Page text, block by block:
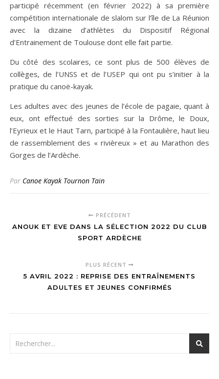
participé récemment (en février 2022) à sa première
compétition internationale de slalom sur l’île de La Réunion
avec la dizaine d’athlètes du Dispositif Régional
d’Entrainement de Toulouse dont elle fait partie.
Du côté des scolaires, ce sont plus de 500 élèves de
collèges, de l’UNSS et de l’USEP qui ont pu s’initier à la
pratique du canoë-kayak.
Les adultes avec des jeunes de l’école de pagaie, quant à
eux, ont effectué des sorties sur la Drôme, le Doux,
l’Eyrieux et le Haut Tarn, participé à la Fontaulière, haut lieu
de rassemblement des « rivièreux » et au Marathon des
Gorges de l’Ardèche.
Par Canoe Kayak Tournon Tain
PRÉCÉDENT
ANOUK ET EVE DANS LA SÉLECTION 2022 DU CLUB
SPORT ARDÈCHE
PLUS RÉCENT
5 AVRIL 2022 : REPRISE DES ENTRAÎNEMENTS
ADULTES ET JEUNES CONFIRMÉS